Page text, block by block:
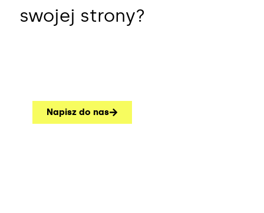
swojej strony?
Napisz do nas